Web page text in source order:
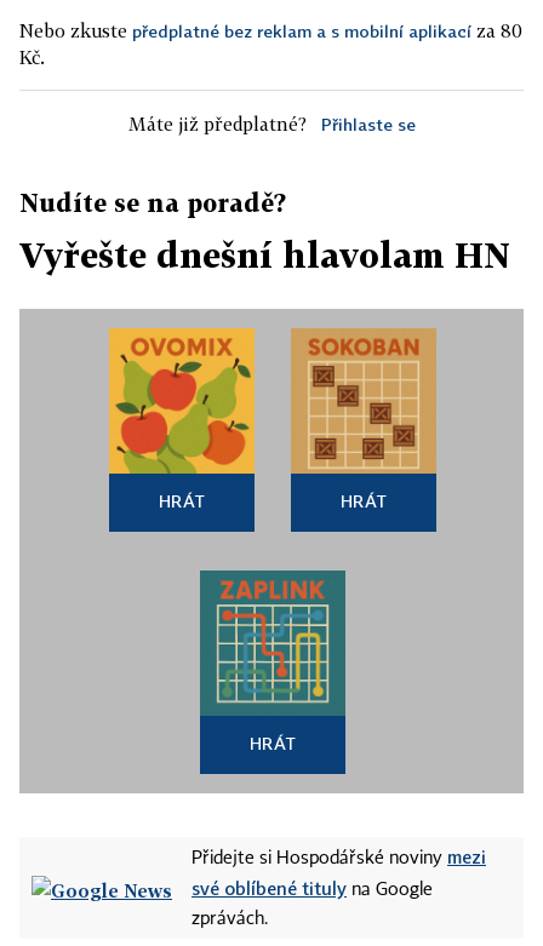
Nebo zkuste předplatné bez reklam a s mobilní aplikací za 80
Kč.
Máte již předplatné? Přihlaste se
Nudíte se na poradě?
Vyřešte dnešní hlavolam HN
HRÁT HRÁT
HRÁT
Přidejte si Hospodářské noviny mezi
své oblíbené tituly na Google
zprávách.